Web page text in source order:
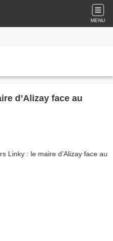
MENU
d’Alizay face au